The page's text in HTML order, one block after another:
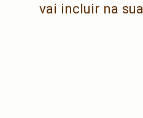
vai incluir na